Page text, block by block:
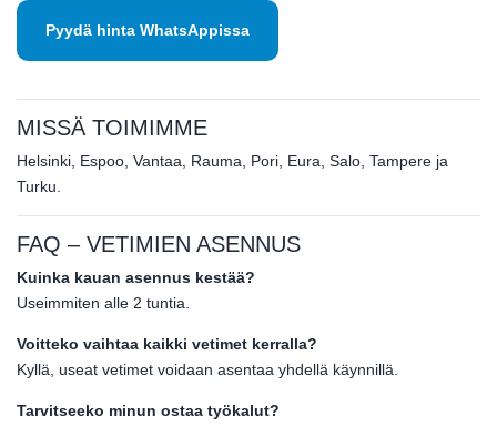
Pyydä hinta WhatsAppissa
MISSÄ TOIMIMME
Helsinki, Espoo, Vantaa, Rauma, Pori, Eura, Salo, Tampere ja
Turku.
FAQ – VETIMIEN ASENNUS
Kuinka kauan asennus kestää?
Useimmiten alle 2 tuntia.
Voitteko vaihtaa kaikki vetimet kerralla?
Kyllä, useat vetimet voidaan asentaa yhdellä käynnillä.
Tarvitseeko minun ostaa työkalut?